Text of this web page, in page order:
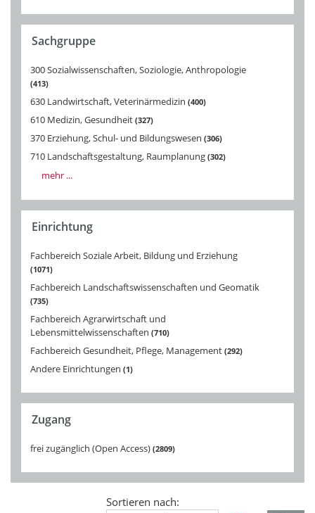
Sachgruppe
300 Sozialwissenschaften, Soziologie, Anthropologie
413
630 Landwirtschaft, Veterinärmedizin 400
610 Medizin, Gesundheit 327
370 Erziehung, Schul- und Bildungswesen 306
710 Landschaftsgestaltung, Raumplanung 302
mehr ...
Einrichtung
Fachbereich Soziale Arbeit, Bildung und Erziehung
1071
Fachbereich Landschaftswissenschaften und Geomatik
735
Fachbereich Agrarwirtschaft und
Lebensmittelwissenschaften 710
Fachbereich Gesundheit, Pflege, Management 292
Andere Einrichtungen 1
Zugang
frei zugänglich (Open Access) 2809
Sortieren nach: